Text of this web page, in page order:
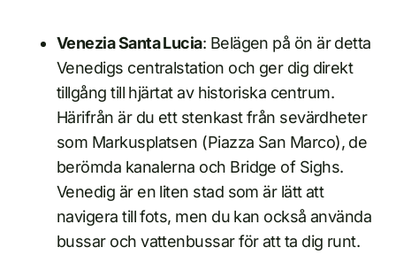
Venezia Santa Lucia: Belägen på ön är detta
Venedigs centralstation och ger dig direkt
tillgång till hjärtat av historiska centrum.
Härifrån är du ett stenkast från sevärdheter
som Markusplatsen (Piazza San Marco), de
berömda kanalerna och Bridge of Sighs.
Venedig är en liten stad som är lätt att
navigera till fots, men du kan också använda
bussar och vattenbussar för att ta dig runt.